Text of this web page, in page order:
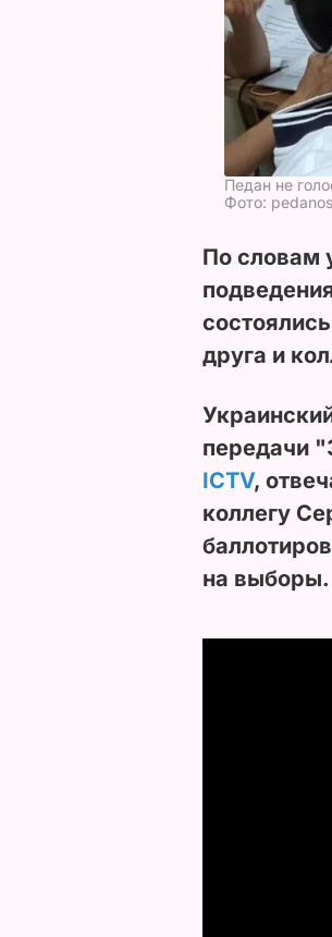
Педан не
Фото:
По словам
друга и
передачи
ICTV,
коллегу
на выборы.